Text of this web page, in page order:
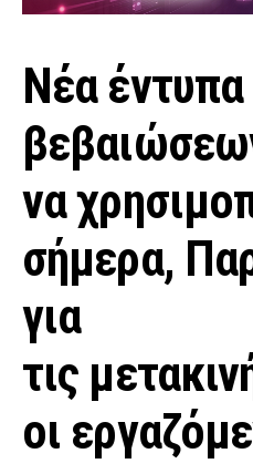
Νέα έντυπα
να
σήμερα,
για
τις
οι